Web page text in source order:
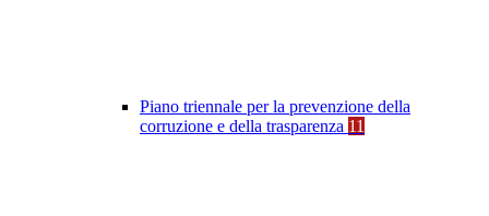
Piano triennale per la prevenzione della
corruzione e della trasparenza 11